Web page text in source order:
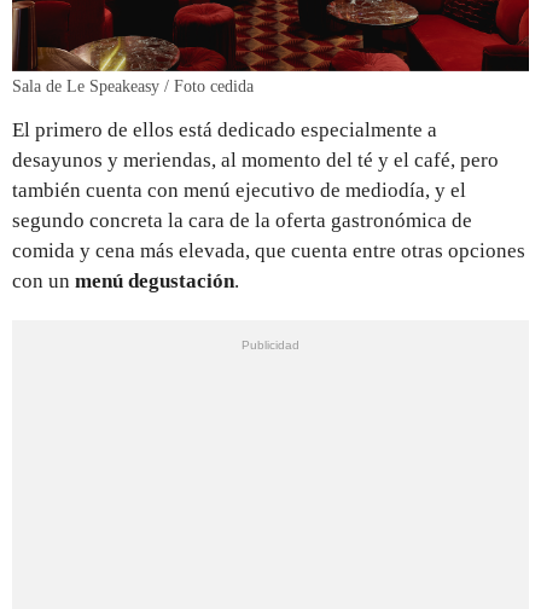
Sala de Le Speakeasy / Foto cedida
El primero de ellos está dedicado especialmente a
desayunos y meriendas, al momento del té y el café, pero
también cuenta con menú ejecutivo de mediodía, y el
segundo concreta la cara de la oferta gastronómica de
comida y cena más elevada, que cuenta entre otras opciones
con un menú degustación.